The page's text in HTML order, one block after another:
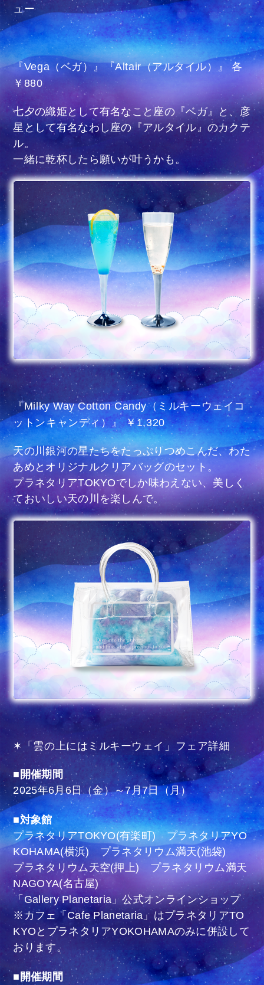
ュー
『Vega（ベガ）』『Altair（アルタイル）』 各
￥880
七夕の織姫として有名なこと座の『ベガ』と、彦
星として有名なわし座の『アルタイル』のカクテ
ル。
一緒に乾杯したら願いが叶うかも。
『Milky Way Cotton Candy（ミルキーウェイコ
ットンキャンディ）』 ￥1,320
天の川銀河の星たちをたっぷりつめこんだ、わた
あめとオリジナルクリアバッグのセット。
プラネタリアTOKYOでしか味わえない、美しく
ておいしい天の川を楽しんで。
✶「雲の上にはミルキーウェイ」フェア詳細
■開催期間
2025年6月6日（金）～7月7日（月）
■対象館
プラネタリアTOKYO(有楽町) プラネタリアYO
KOHAMA(横浜) プラネタリウム満天(池袋)
プラネタリウム天空(押上) プラネタリウム満天
NAGOYA(名古屋)
「Gallery Planetaria」公式オンラインショップ
※カフェ「Cafe Planetaria」はプラネタリアTO
KYOとプラネタリアYOKOHAMAのみに併設して
おります。
■開催期間